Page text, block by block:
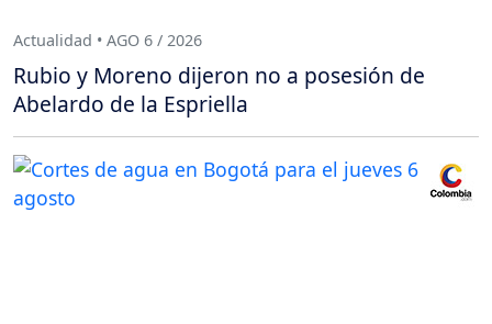
Actualidad • AGO 6 / 2026
Rubio y Moreno dijeron no a posesión de
Abelardo de la Espriella